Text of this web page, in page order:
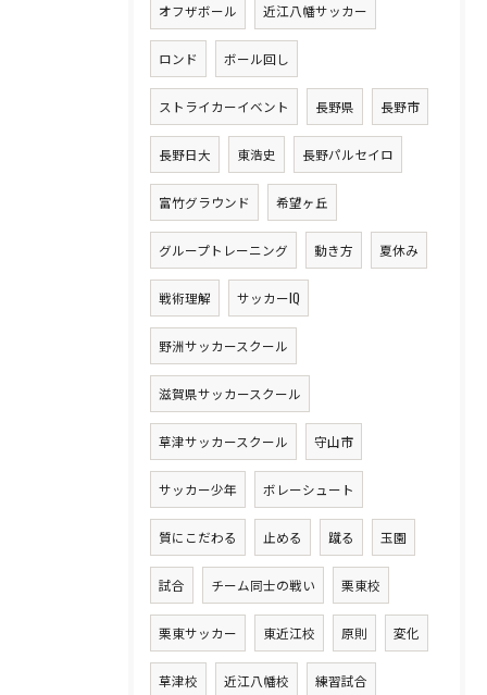
オフザボール 近江八幡サッカー
ロンド ボール回し
ストライカーイベント 長野県 長野市
長野日大 東浩史 長野パルセイロ
富竹グラウンド 希望ヶ丘
グループトレーニング 動き方 夏休み
戦術理解 サッカーIQ
野洲サッカースクール
滋賀県サッカースクール
草津サッカースクール 守山市
サッカー少年 ボレーシュート
質にこだわる 止める 蹴る 玉園
試合 チーム同士の戦い 栗東校
栗東サッカー 東近江校 原則 変化
草津校 近江八幡校 練習試合